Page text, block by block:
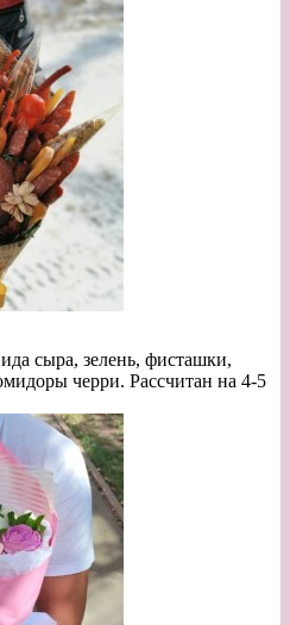
сыра, зелень, фисташки,
черри. Рассчитан на 4-5